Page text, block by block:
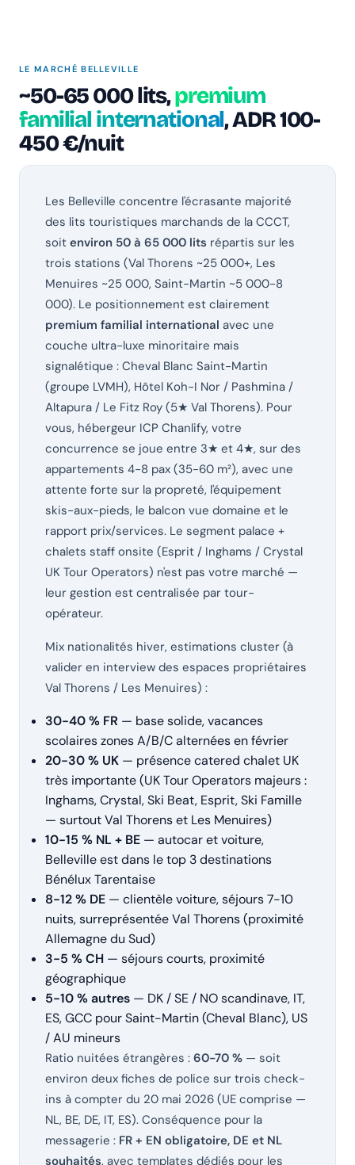
LE MARCHÉ BELLEVILLE
~50-65 000 lits,premium
familial international, ADR 100-
450 €/nuit
Les Belleville concentre l'écrasante majorité
des lits touristiques marchands de la CCCT,
soit environ 50 à 65 000 lits répartis sur les
trois stations (Val Thorens ~25 000+, Les
Menuires ~25 000, Saint-Martin ~5 000-8
000). Le positionnement est clairement
premium familial international avec une
couche ultra-luxe minoritaire mais
signalétique : Cheval Blanc Saint-Martin
(groupe LVMH), Hôtel Koh-I Nor / Pashmina /
Altapura / Le Fitz Roy (5★ Val Thorens). Pour
vous, hébergeur ICP Chanlify, votre
concurrence se joue entre 3★ et 4★, sur des
appartements 4-8 pax (35-60 m²), avec une
attente forte sur la propreté, l'équipement
skis-aux-pieds, le balcon vue domaine et le
rapport prix/services. Le segment palace +
chalets staff onsite (Esprit / Inghams / Crystal
UK Tour Operators) n'est pas votre marché —
leur gestion est centralisée par tour-
opérateur.
Mix nationalités hiver, estimations cluster (à
valider en interview des espaces propriétaires
Val Thorens / Les Menuires) :
30-40 % FR — base solide, vacances
scolaires zones A/B/C alternées en février
20-30 % UK — présence catered chalet UK
très importante (UK Tour Operators majeurs :
Inghams, Crystal, Ski Beat, Esprit, Ski Famille
— surtout Val Thorens et Les Menuires)
10-15 % NL + BE — autocar et voiture,
Belleville est dans le top 3 destinations
Bénélux Tarentaise
8-12 % DE — clientèle voiture, séjours 7-10
nuits, surreprésentée Val Thorens (proximité
Allemagne du Sud)
3-5 % CH — séjours courts, proximité
géographique
5-10 % autres — DK / SE / NO scandinave, IT,
ES, GCC pour Saint-Martin (Cheval Blanc), US
/ AU mineurs
Ratio nuitées étrangères : 60-70 % — soit
environ deux fiches de police sur trois check-
ins à compter du 20 mai 2026 (UE comprise —
NL, BE, DE, IT, ES). Conséquence pour la
messagerie : FR + EN obligatoire, DE et NL
souhaités, avec templates dédiés pour les